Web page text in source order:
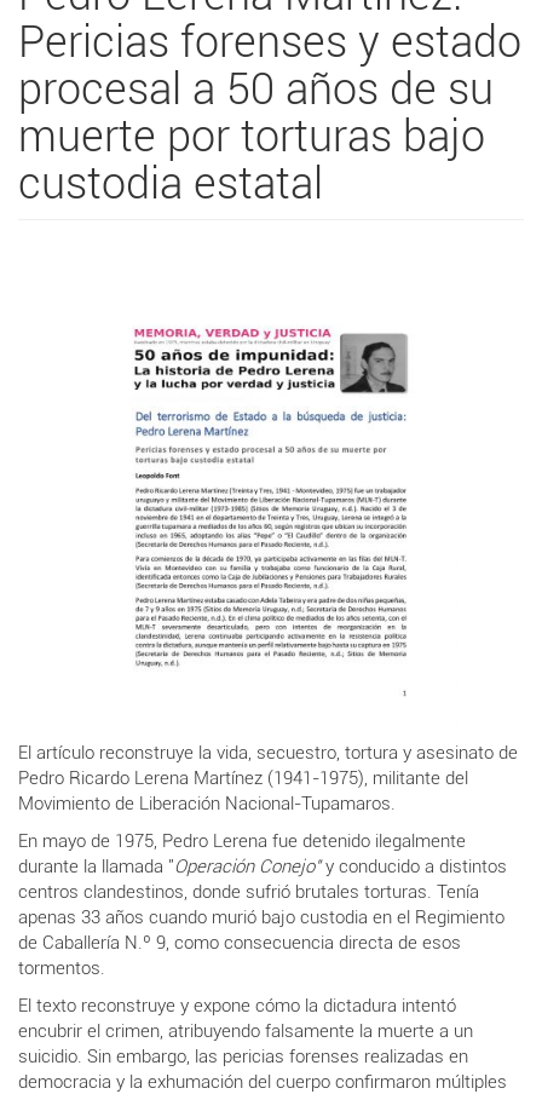
Pericias forenses y estado
procesal a 50 años de su
muerte por torturas bajo
custodia estatal
El artículo reconstruye la vida, secuestro, tortura y asesinato de
Pedro Ricardo Lerena Martínez (1941-1975), militante del
Movimiento de Liberación Nacional-Tupamaros.
En mayo de 1975, Pedro Lerena fue detenido ilegalmente
durante la llamada "Operación Conejo"y conducido a distintos
centros clandestinos, donde sufrió brutales torturas. Tenía
apenas 33 años cuando murió bajo custodia en el Regimiento
de Caballería N.º 9, como consecuencia directa de esos
tormentos.
El texto reconstruye y expone cómo la dictadura intentó
encubrir el crimen, atribuyendo falsamente la muerte a un
suicidio. Sin embargo, las pericias forenses realizadas en
democracia y la exhumación del cuerpo confirmaron múltiples